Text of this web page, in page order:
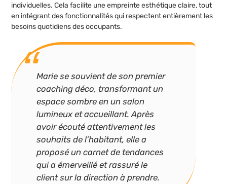
individuelles. Cela facilite une empreinte esthétique claire, tout
en intégrant des fonctionnalités qui respectent entièrement les
besoins quotidiens des occupants.
Marie se souvient de son premier
coaching déco, transformant un
espace sombre en un salon
lumineux et accueillant. Après
avoir écouté attentivement les
souhaits de l’habitant, elle a
proposé un carnet de tendances
qui a émerveillé et rassuré le
client sur la direction à prendre.